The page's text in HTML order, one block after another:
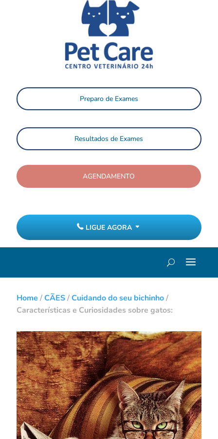
Preparo de Exames
Resultados de Exames
AGENDAMENTO
LIGUE AGORA
Home /CÃES/Cuidando do seu bichinho/
Características e Curiosidades sobre gatos: